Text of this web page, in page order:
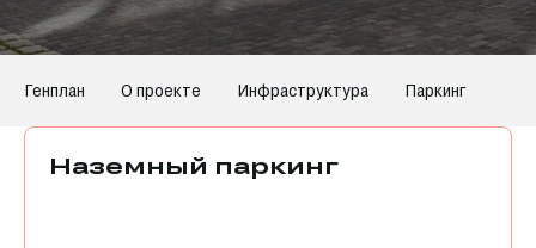
Генплан О проекте Инфраструктура Паркинг
Наземный паркинг